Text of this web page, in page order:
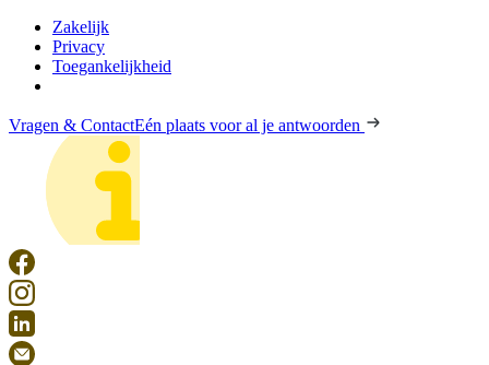
Zakelijk
Privacy
Toegankelijkheid
Vragen & ContactEén plaats voor al je antwoorden